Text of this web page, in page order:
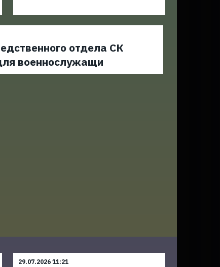
отдела СК
военнослужащи
29.07.2026 11:21